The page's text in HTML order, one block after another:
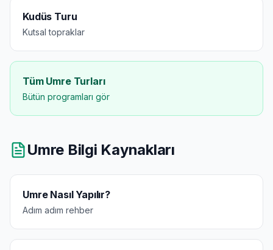
Kudüs Turu
Kutsal topraklar
Tüm Umre Turları
Bütün programları gör
Umre Bilgi Kaynakları
Umre Nasıl Yapılır?
Adım adım rehber